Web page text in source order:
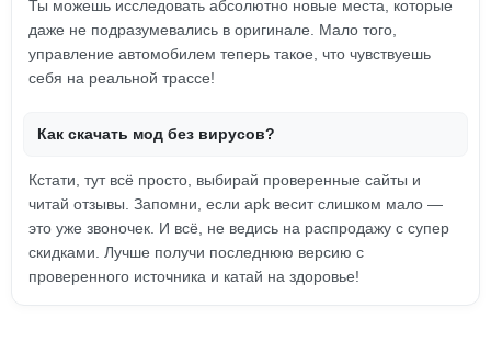
Ты можешь исследовать абсолютно новые места, которые
даже не подразумевались в оригинале. Мало того,
управление автомобилем теперь такое, что чувствуешь
себя на реальной трассе!
Как скачать мод без вирусов?
Кстати, тут всё просто, выбирай проверенные сайты и
читай отзывы. Запомни, если apk весит слишком мало —
это уже звоночек. И всё, не ведись на распродажу с супер
скидками. Лучше получи последнюю версию с
проверенного источника и катай на здоровье!